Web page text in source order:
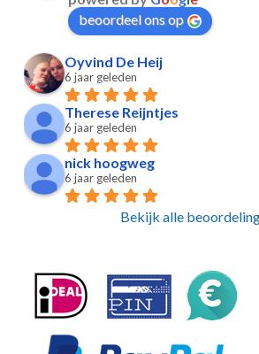
beoordeel ons op
Oyvind De Heij
6 jaar geleden
Therese Reijntjes
6 jaar geleden
nick hoogweg
6 jaar geleden
Bekijk alle